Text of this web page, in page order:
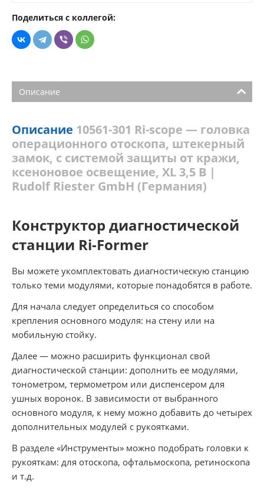
Поделиться с коллегой:
Описание
Описание 10561-301 Ri-scope — головка
операционного отоскопа, штекерный
замок, с системой защиты от кражи,
ксеноновое освещение, XL 3,5 В |
Rudolf Riester GmbH (Германия)
Конструктор диагностической
станции Ri-Former
Вы можете укомплектовать диагностическую станцию
только теми модулями, которые понадобятся в работе.
Для начала следует определиться со способом
крепления основного модуля: на стену или на
мобильную стойку.
Далее — можно расширить функционал свой
диагностической станции: дополнить ее модулями,
тонометром, термометром или диспенсером для
ушных воронок. В зависимости от выбранного
основного модуля, к нему можно добавить до четырех
дополнительных модулей с рукоятками.
В разделе «Инструменты» можно подобрать головки к
рукояткам: для отоскопа, офтальмоскопа, ретиноскопа
и т.д.